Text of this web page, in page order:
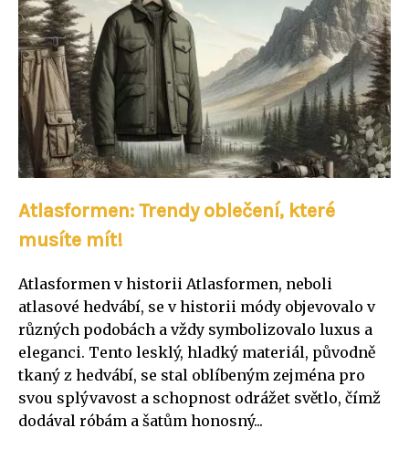
Atlasformen: Trendy oblečení, které
musíte mít!
Atlasformen v historii Atlasformen, neboli
atlasové hedvábí, se v historii módy objevovalo v
různých podobách a vždy symbolizovalo luxus a
eleganci. Tento lesklý, hladký materiál, původně
tkaný z hedvábí, se stal oblíbeným zejména pro
svou splývavost a schopnost odrážet světlo, čímž
dodával róbám a šatům honosný...